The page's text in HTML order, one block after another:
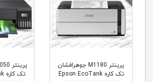
پرینتر M1180 جوهرافشان
تک کاره Epson EcoTank
تک کاره Epson eco tank